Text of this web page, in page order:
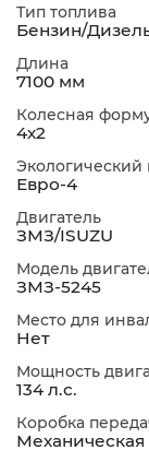
Тип топлива
Бензин/
Длина
7100 мм
Колесная
4х2
Экологический
Евро-4
Двигатель
ЗМЗ/ISUZU
Модель
ЗМЗ-5245
Место для
Нет
Мощность
134 л.с.
Коробка
Механическая